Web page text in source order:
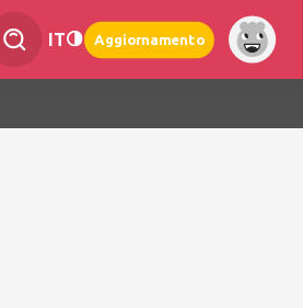
IT Aggiornamento